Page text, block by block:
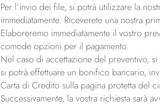
Per l’invio dei file, si potrà utilizzare la
immediatamente. Riceverete una nostra
Elaboreremo immediatamente il vostro
comode opzioni per il pagamento.
Nel caso di accettazione del preventivo,
si potrà effettuare un bonifico bancario,
Carta di Credito sulla pagina protetta del
Successivamente, la vostra richiesta sarà